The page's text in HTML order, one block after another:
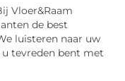
Vloer&Raam
de best
luisteren naar uw
tevreden bent met